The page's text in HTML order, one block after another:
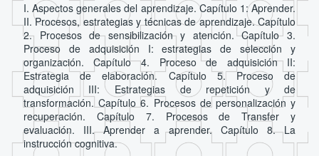
I. Aspectos generales del aprendizaje. Capítulo 1: Aprender.
II. Procesos, estrategias y técnicas de aprendizaje. Capítulo
2. Procesos de sensibilización y atención. Capítulo 3.
Proceso de adquisición I: estrategias de selección y
organización. Capítulo 4. Proceso de adquisición II:
Estrategia de elaboración. Capítulo 5. Proceso de
adquisición III: Estrategias de repetición y de
transformación. Capítulo 6. Procesos de personalización y
recuperación. Capítulo 7. Procesos de Transfer y
evaluación. III. Aprender a aprender. Capítulo 8. La
instrucción cognitiva.